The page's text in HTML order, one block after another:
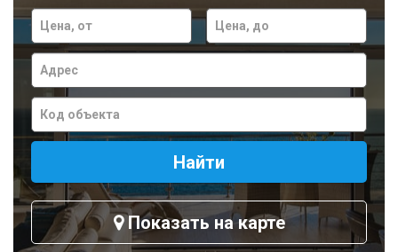
Search[price
from]
Search[price
to]
Address
Internal
Найти
Показать на карте